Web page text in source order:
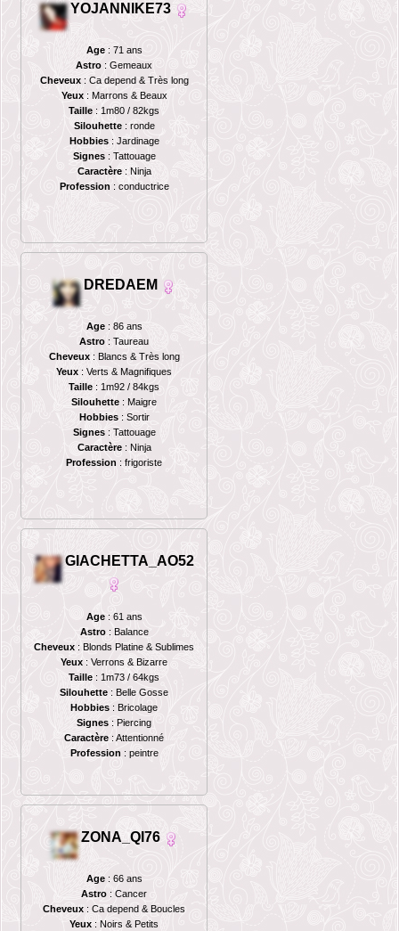
YOJANNIKE73
Age: 71 ans
Astro : Gemeaux
Cheveux: Ca depend & Très long
Yeux: Marrons & Beaux
Taille : 1m80 / 82kgs
Silouhette: ronde
Hobbies: Jardinage
Signes: Tattouage
Caractère: Ninja
Profession : conductrice
DREDAEM
Age: 86 ans
Astro : Taureau
Cheveux: Blancs & Très long
Yeux : Verts & Magnifiques
Taille : 1m92 / 84kgs
Silouhette : Maigre
Hobbies: Sortir
Signes: Tattouage
Caractère: Ninja
Profession : frigoriste
GIACHETTA_AO52
Age: 61 ans
Astro: Balance
Cheveux : Blonds Platine & Sublimes
Yeux : Verrons & Bizarre
Taille : 1m73 / 64kgs
Silouhette : Belle Gosse
Hobbies : Bricolage
Signes : Piercing
Caractère : Attentionné
Profession : peintre
ZONA_QI76
Age: 66 ans
Astro : Cancer
Cheveux : Ca depend & Boucles
Yeux : Noirs & Petits